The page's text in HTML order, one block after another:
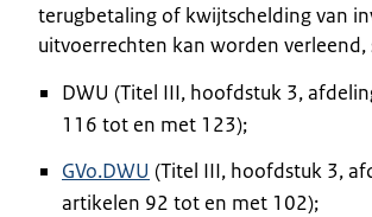
terugbetaling of kwijtschelding van
uitvoerrechten kan worden verleend,
DWU (Titel III, hoofdstuk 3,
116 tot en met 123);
GVo.DWU (Titel III, hoofdstuk 3,
artikelen 92 tot en met 102);